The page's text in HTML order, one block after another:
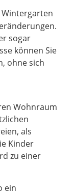
sogar
können Sie
ohne sich
Wohnraum
als
Kinder
zu einer
ein